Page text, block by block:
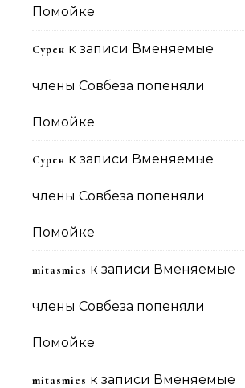
Помойке
Сурен к записи Вменяемые
члены Совбеза попеняли
Помойке
Сурен к записи Вменяемые
члены Совбеза попеняли
Помойке
mitasmies к записи Вменяемые
члены Совбеза попеняли
Помойке
mitasmies к записи Вменяемые